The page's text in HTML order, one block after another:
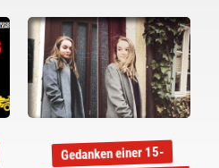
Gedanken einer 15-